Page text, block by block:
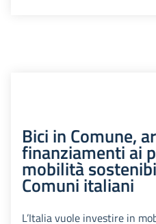
Bici in Comune,
finanziamenti ai
mobilità
Comuni italiani
L’Italia vuole investire in